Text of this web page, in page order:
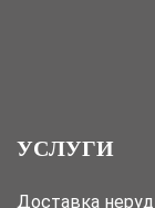
УСЛУГИ
Доставка